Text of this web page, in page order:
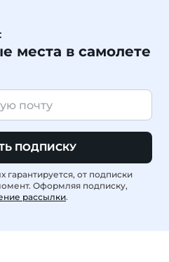
места в самолете
ПОДПИСКУ
от подписки
Оформляя подписку,
рассылки.